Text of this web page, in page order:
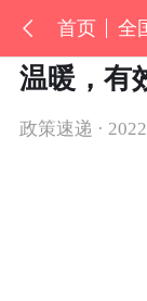
首页 全
温暖，有
政策速递 ·